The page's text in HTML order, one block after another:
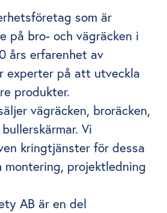
som är
på bro- och vägräcken i
års erfarenhet av
experter på att utveckla
produkter.
vägräcken, broräcken,
Vi
kringtjänster för dessa
montering, projektledning
AB är en del